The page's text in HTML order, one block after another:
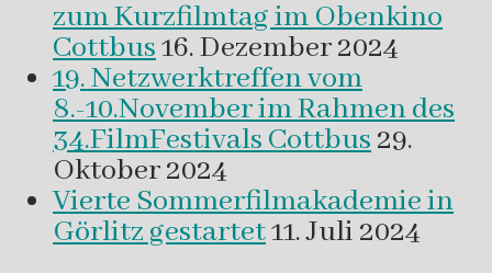
zum Kurzfilmtag im Obenkino
Cottbus16. Dezember 2024
19. Netzwerktreffen vom
8.-10.November im Rahmen des
34.FilmFestivals Cottbus 29.
Oktober 2024
Vierte Sommerfilmakademie in
Görlitz gestartet11. Juli 2024